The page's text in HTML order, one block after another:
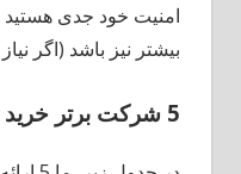
امنیت خود جدی هستید
بیشتر نیز باشد (اگر
5 شرکت برتر خرید